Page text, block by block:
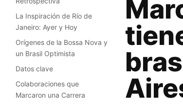
La Inspiración de Río de
Janeiro: Ayer y Hoy
Orígenes de la Bossa Nova y
un Brasil Optimista
Datos clave
Colaboraciones que
Marcaron una Carrera